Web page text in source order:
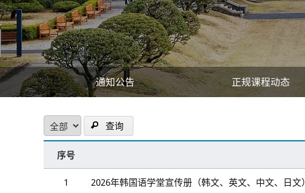
通知公告 正规课程动态
查询
序号
1 2026年韩国语学堂宣传册（韩文、英文、中文、日文）